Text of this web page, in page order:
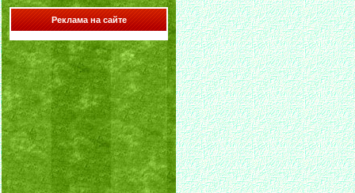
Реклама на сайте